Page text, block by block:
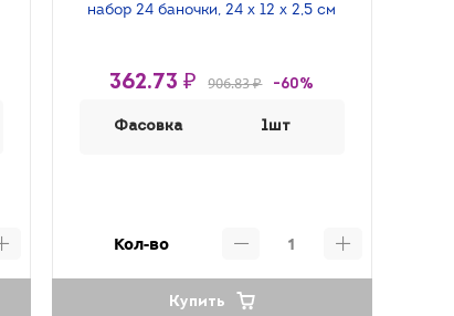
набор 24 баночки, 24 х 12 х 2,5 см
362.73 ₽ 906.83 ₽ -60%
Фасовка 1шт
Кол-во
Купить